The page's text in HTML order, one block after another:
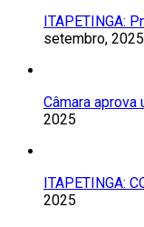
ITAPETINGA:
setembro, 2025
Câmara aprova
2025
ITAPETINGA:
2025